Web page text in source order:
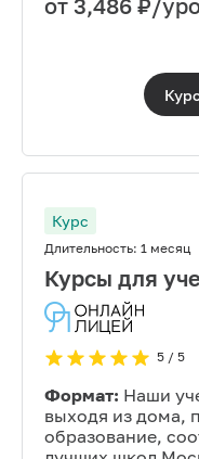
от 3,486 ₽/
Курс
Длительность: 1 месяц
Курсы для
5/ 5
Формат: Наши
выходя из дома,
образование,